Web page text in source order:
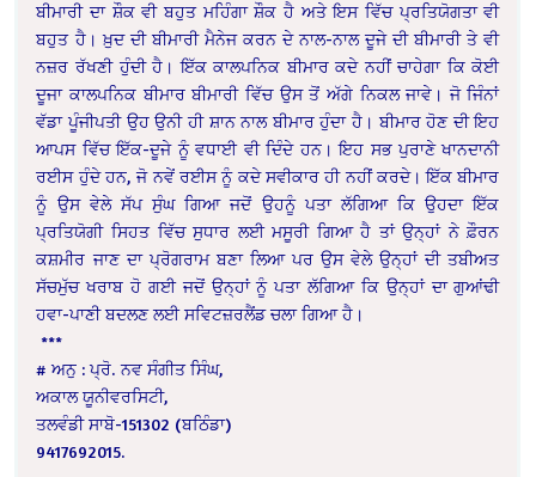
ਬੀਮਾਰੀ ਦਾ ਸ਼ੌਕ ਵੀ ਬਹੁਤ ਮਹਿੰਗਾ ਸ਼ੌਕ ਹੈ ਅਤੇ ਇਸ ਵਿੱਚ ਪ੍ਰਤਿਯੋਗਤਾ ਵੀ
ਬਹੁਤ ਹੈ। ਖ਼ੁਦ ਦੀ ਬੀਮਾਰੀ ਮੈਨੇਜ ਕਰਨ ਦੇ ਨਾਲ-ਨਾਲ ਦੂਜੇ ਦੀ ਬੀਮਾਰੀ ਤੇ ਵੀ
ਨਜ਼ਰ ਰੱਖਣੀ ਹੁੰਦੀ ਹੈ। ਇੱਕ ਕਾਲਪਨਿਕ ਬੀਮਾਰ ਕਦੇ ਨਹੀਂ ਚਾਹੇਗਾ ਕਿ ਕੋਈ
ਦੂਜਾ ਕਾਲਪਨਿਕ ਬੀਮਾਰ ਬੀਮਾਰੀ ਵਿੱਚ ਉਸ ਤੋਂ ਅੱਗੇ ਨਿਕਲ ਜਾਵੇ। ਜੋ ਜਿੰਨਾਂ
ਵੱਡਾ ਪੂੰਜੀਪਤੀ ਉਹ ਉਨੀ ਹੀ ਸ਼ਾਨ ਨਾਲ ਬੀਮਾਰ ਹੁੰਦਾ ਹੈ। ਬੀਮਾਰ ਹੋਣ ਦੀ ਇਹ
ਆਪਸ ਵਿੱਚ ਇੱਕ-ਦੂਜੇ ਨੂੰ ਵਧਾਈ ਵੀ ਦਿੰਦੇ ਹਨ। ਇਹ ਸਭ ਪੁਰਾਣੇ ਖਾਨਦਾਨੀ
ਰਈਸ ਹੁੰਦੇ ਹਨ, ਜੋ ਨਵੇਂ ਰਈਸ ਨੂੰ ਕਦੇ ਸਵੀਕਾਰ ਹੀ ਨਹੀਂ ਕਰਦੇ। ਇੱਕ ਬੀਮਾਰ
ਨੂੰ ਉਸ ਵੇਲੇ ਸੱਪ ਸੁੰਘ ਗਿਆ ਜਦੋਂ ਉਹਨੂੰ ਪਤਾ ਲੱਗਿਆ ਕਿ ਉਹਦਾ ਇੱਕ
ਪ੍ਰਤਿਯੋਗੀ ਸਿਹਤ ਵਿੱਚ ਸੁਧਾਰ ਲਈ ਮਸੂਰੀ ਗਿਆ ਹੈ ਤਾਂ ਉਨ੍ਹਾਂ ਨੇ ਫ਼ੌਰਨ
ਕਸ਼ਮੀਰ ਜਾਣ ਦਾ ਪ੍ਰੋਗਰਾਮ ਬਣਾ ਲਿਆ ਪਰ ਉਸ ਵੇਲੇ ਉਨ੍ਹਾਂ ਦੀ ਤਬੀਅਤ
ਸੱਚਮੁੱਚ ਖਰਾਬ ਹੋ ਗਈ ਜਦੋਂ ਉਨ੍ਹਾਂ ਨੂੰ ਪਤਾ ਲੱਗਿਆ ਕਿ ਉਨ੍ਹਾਂ ਦਾ ਗੁਆਂਢੀ
ਹਵਾ-ਪਾਣੀ ਬਦਲਣ ਲਈ ਸਵਿਟਜ਼ਰਲੈਂਡ ਚਲਾ ਗਿਆ ਹੈ।
***
# ਅਨੁ : ਪ੍ਰੋ. ਨਵ ਸੰਗੀਤ ਸਿੰਘ,
ਅਕਾਲ ਯੂਨੀਵਰਸਿਟੀ,
ਤਲਵੰਡੀ ਸਾਬੋ-151302 (ਬਠਿੰਡਾ)
9417692015.